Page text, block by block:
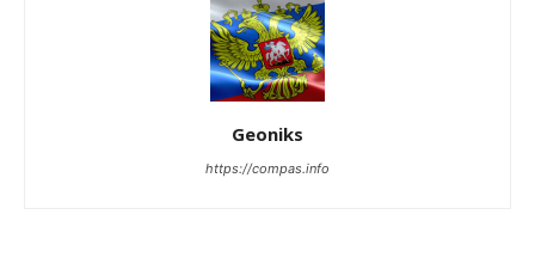
Geoniks
https://compas.info